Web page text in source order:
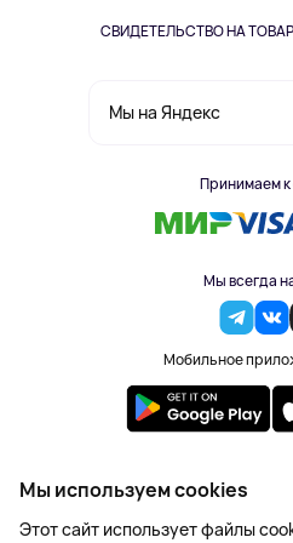
СВИДЕТЕЛЬСТВО НА
Мы на Яндекс
Принимаем к
Мы всегда
Мобильное
2023-2026 © DoBuy.
Правила обработки
Мы используем cookies
Этот сайт использует файлы